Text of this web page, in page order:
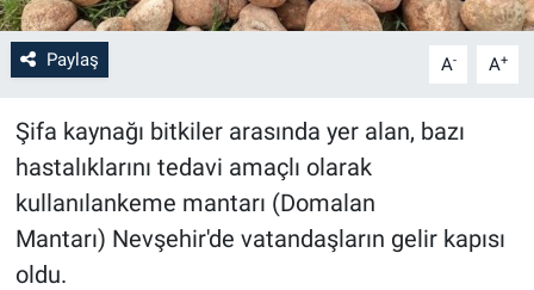
Paylaş A- A+
Şifa kaynağı bitkiler arasında yer alan, bazı
hastalıklarını tedavi amaçlı olarak
kullanılankeme mantarı (Domalan
Mantarı) Nevşehir'de vatandaşların gelir kapısı
oldu.
Medya
Bilim-Tek
Teknoloji
Röportaj
Kayseri